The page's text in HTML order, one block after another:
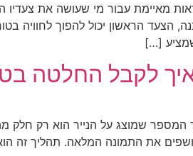
מאיימת עבור מי שעושה את
הצעד הראשון יכול להפוך
[…]
לקבל החלטה
שמוצג על הנייר הוא רק חלק
את התמונה המלאה. תהליך זה